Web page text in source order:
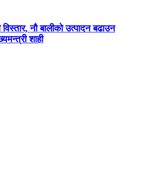
नौ बालीको उत्पादन बढाउन
शाही